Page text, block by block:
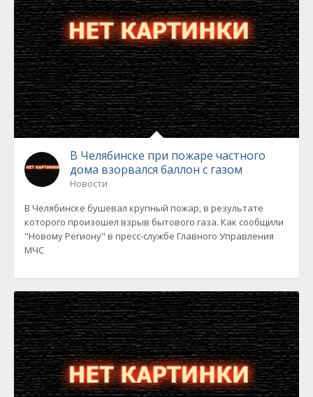
В Челябинске при пожаре частного
дома взорвался баллон с газом
Новости
В Челябинске бушевал крупный пожар, в результате
которого произошел взрыв бытового газа. Как сообщили
"Новому Региону" в пресс-службе Главного Управления
МЧС